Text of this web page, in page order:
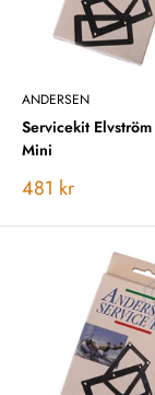
ANDERSEN
Servicekit
Mini
Vårt
481 kr